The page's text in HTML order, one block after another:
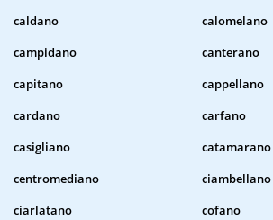
caldano
calomelano
campidano
canterano
capitano
cappellano
cardano
carfano
casigliano
catamarano
centromediano
ciambellano
ciarlatano
cofano